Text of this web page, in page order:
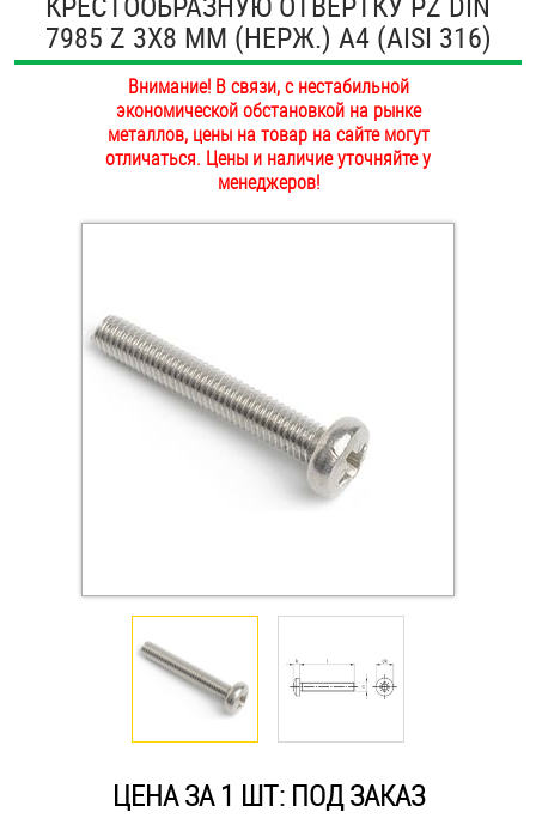
ОПЛАТА И ДОСТАВКА
НАШИ МАГАЗИНЫ
Втулки
Дюбели
Дюймовый крепёж
Инструмент
Крюки, кольца с метрической резьбой
Крюки, кольца с шурупной резьбой
Оснастка и аксессуары для яхт
Саморезы и шурупы
Стопорные кольца
7985 Z 3Х8 ММ (НЕРЖ.) A4 (AISI 316)
Внимание! В связи, с нестабильной
экономической обстановкой на рынке
металлов, цены на товар на сайте могут
отличаться. Цены и наличие уточняйте у
менеджеров!
ЦЕНА ЗА 1 ШТ: ПОД ЗАКАЗ